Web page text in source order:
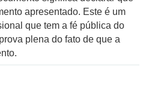
apresentado. Este é um
que tem a fé pública do
plena do fato de que a